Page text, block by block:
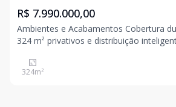
R$ 7.990.000,00
Ambientes e Acabamentos Cobertura duplex com
324 m² privativos e distribuição
privacidade e conforto acústico 6 banheiros com
acabamentos consistentes e
324m²